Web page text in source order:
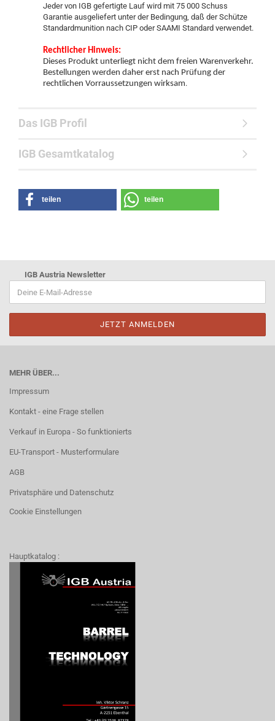
Jeder von IGB gefertigte Lauf wird mit 75 000 Schuss
Garantie ausgeliefert unter der Bedingung, daß der Schütze
Standardmunition nach CIP oder SAAMI Standard verwendet.
Rechtlicher Hinweis:
Dieses Produkt unterliegt nicht dem freien Warenverkehr.
Bestellungen werden daher erst nach Prüfung der
rechtlichen Vorraussetzungen wirksam.
Das IGB Profil
IGB Gesamtkatalog
teilen teilen
IGB Austria Newsletter
MEHR ÜBER...
Impressum
Kontakt - eine Frage stellen
Verkauf in Europa - So funktionierts
EU-Transport - Musterformulare
AGB
Privatsphäre und Datenschutz
Cookie Einstellungen
Hauptkatalog :